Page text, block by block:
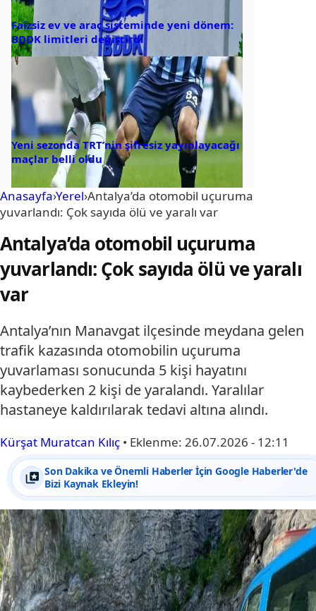
Faizsiz ev ve araç sisteminde yeni dönem:
BDDK limitleri değiştirdi
Yeni sezonda TRT’nin şifresiz yayınlayacağı
maçlar belli oldu
Anasayfa›Yerel›Antalya’da otomobil uçuruma
yuvarlandı: Çok sayıda ölü ve yaralı var
Antalya’da otomobil uçuruma
yuvarlandı: Çok sayıda ölü ve yaralı
var
Antalya’nın Manavgat ilçesinde meydana gelen
trafik kazasında otomobilin uçuruma
yuvarlaması sonucunda 5 kişi hayatını
kaybederken 2 kişi de yaralandı. Yaralılar
hastaneye kaldırılarak tedavi altına alındı.
Kürşat Muratcan Kılıç • Eklenme: 26.07.2026 - 12:11
Son Dakika ve Önemli Haberler İçin Google Haberler'de
Bizi Kaynak Ekleyin!